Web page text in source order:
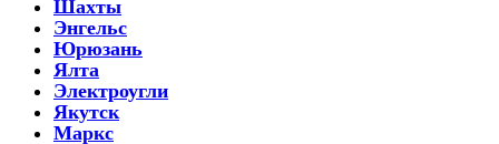
Шахты
Энгельс
Юрюзань
Ялта
Электроугли
Якутск
Маркс